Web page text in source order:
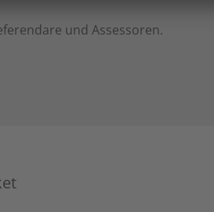
und Assessoren.